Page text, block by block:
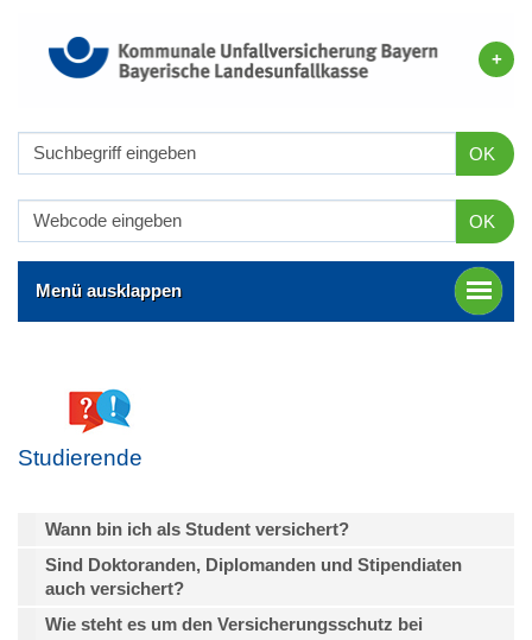
OK
OK
Menü ausklappen
Studierende
Wann bin ich als Student versichert?
Sind Doktoranden, Diplomanden und Stipendiaten
auch versichert?
Wie steht es um den Versicherungsschutz bei